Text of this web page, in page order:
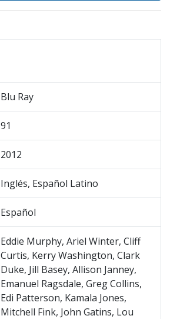
Blu Ray
91
2012
Inglés, Español Latino
Español
Eddie Murphy, Ariel Winter, Cliff
Curtis, Kerry Washington, Clark
Duke, Jill Basey, Allison Janney,
Emanuel Ragsdale, Greg Collins,
Edi Patterson, Kamala Jones,
Mitchell Fink, John Gatins, Lou